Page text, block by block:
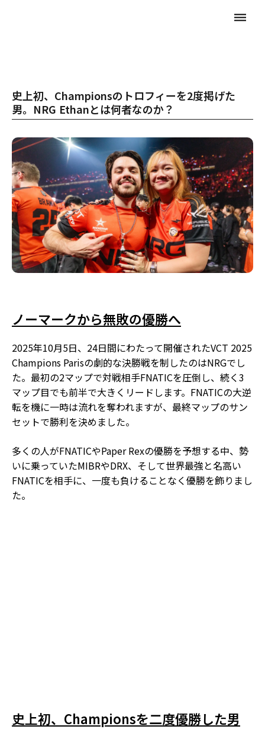
dehaze
史上初、Championsのトロフィーを2度掲げた
男。NRG Ethanとは何者なのか？
ノーマークから無敗の優勝へ
2025年10月5日、24日間にわたって開催されたVCT 2025
Champions Parisの劇的な決勝戦を制したのはNRGでし
た。最初の2マップで対戦相手FNATICを圧倒し、続く3
マップ目でも前半で大きくリードします。FNATICの大逆
転を機に一時は流れを奪われますが、最終マップのサン
セットで勝利を決めました。
多くの人がFNATICやPaper Rexの優勝を予想する中、勢
いに乗っていたMIBRやDRX、そして世界最強と名高い
FNATICを相手に、一度も負けることなく優勝を飾りまし
た。
史上初、Championsを二度優勝した男